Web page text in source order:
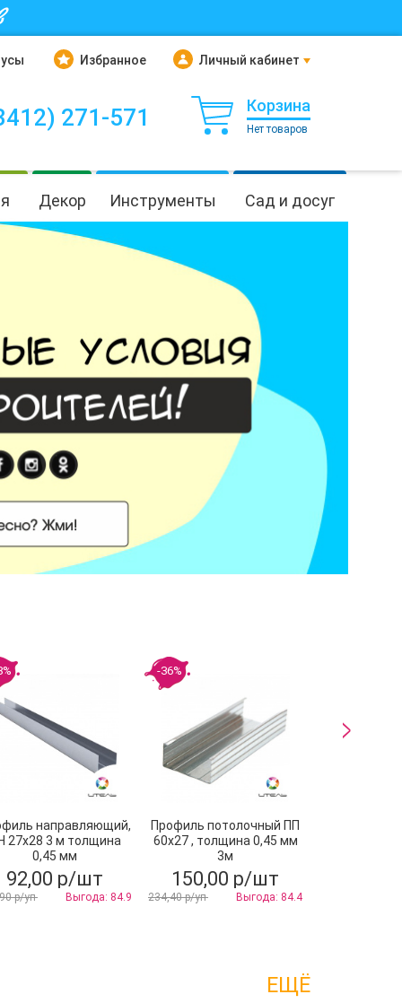
Избранное Личный кабинет
271-571 Корзина
Нет товаров
Декор Инструменты Сад и досуг
направляющий,
27х28 3 м толщина
0,45 мм
92,00 р/шт
р/уп Выгода: 84.9
-36%
Профиль потолочный ПП
60х27 , толщина 0,45 мм
3м
150,00 р/шт
234,40 р/уп Выгода: 84.4
ЕЩЁ